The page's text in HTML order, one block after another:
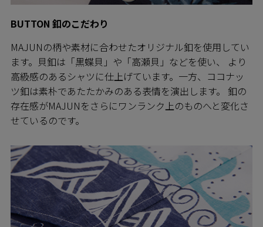
BUTTON 釦のこだわり
MAJUNの柄や素材に合わせたオリジナル釦を使用してい
ます。貝釦は「黒蝶貝」や「高瀬貝」などを使い、 より
高級感のあるシャツに仕上げています。一方、ココナッ
ツ釦は素朴であたたかみのある表情を演出します。 釦の
存在感がMAJUNをさらにワンランク上のものへと変化さ
せているのです。